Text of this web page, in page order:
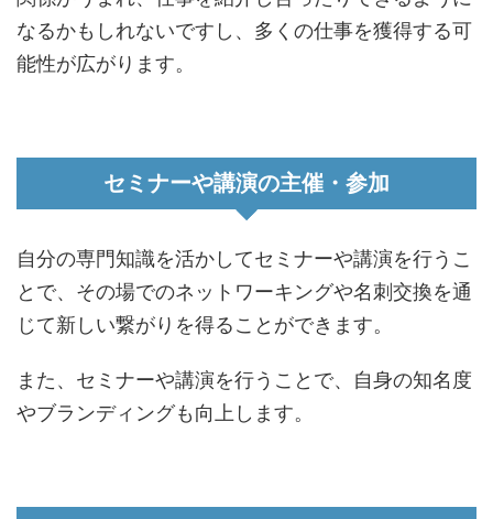
なるかもしれないですし、多くの仕事を獲得する可
能性が広がります。
セミナーや講演の主催・参加
自分の専門知識を活かしてセミナーや講演を行うこ
とで、その場でのネットワーキングや名刺交換を通
じて新しい繋がりを得ることができます。
また、セミナーや講演を行うことで、自身の知名度
やブランディングも向上します。